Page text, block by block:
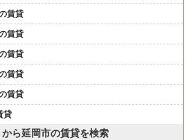
賃貸
賃貸
賃貸
賃貸
賃貸
貸
から延岡市の賃貸を検索